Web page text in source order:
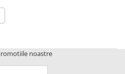
noastre